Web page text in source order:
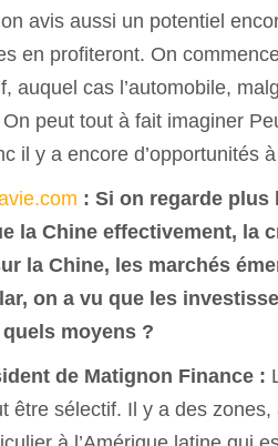
avis aussi un potentiel
en profiteront. On
auquel cas l’automobile,
peut tout à fait imaginer
il y a encore d’opportunités
: Si on regarde plus
la Chine effectivement, la
la Chine, les marchés
on a vu que les
moyens ?
de Matignon Finance :
être sélectif. Il y a des